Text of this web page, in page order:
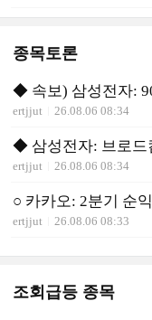
종목토론
ertjjut 26.08.06 08:34
◆ 삼성전자: 브로드
ertjjut 26.08.06 08:34
○ 카카오: 2분기 순
ertjjut 26.08.06 08:33
조회급등 종목